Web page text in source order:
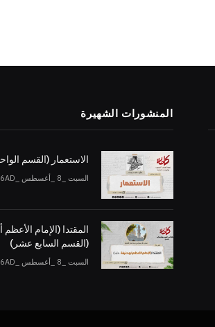
المنشورات الشهيرة
الاستعمار (القسم
السبت _8 _أغسطس _2026AH 8-8-2026AD
المقتدا (الإمام
(القسم السابع عشر)
السبت _8 _أغسطس _2026AH 8-8-2026AD